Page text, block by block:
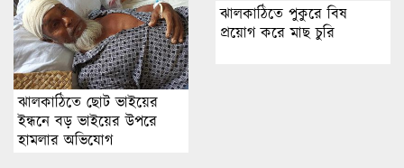
ঝালকাঠিতে ছোট ভাইয়ের
ইন্ধনে বড় ভাইয়ের উপরে
হামলার অভিযোগ
ঝালকাঠিতে পুকুরে বিষ
প্রয়োগ করে মাছ চুরি